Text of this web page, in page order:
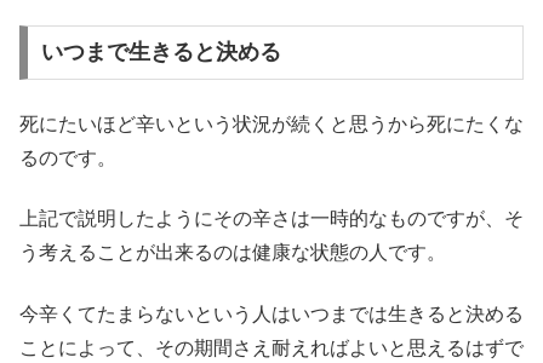
いつまで生きると決める
死にたいほど辛いという状況が続くと思うから死にたくな
るのです。
上記で説明したようにその辛さは一時的なものですが、そ
う考えることが出来るのは健康な状態の人です。
今辛くてたまらないという人はいつまでは生きると決める
ことによって、その期間さえ耐えればよいと思えるはずで